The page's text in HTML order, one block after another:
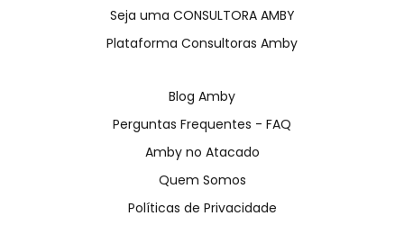
Seja uma CONSULTORA AMBY
Plataforma Consultoras Amby
Blog Amby
Perguntas Frequentes - FAQ
Amby no Atacado
Quem Somos
Políticas de Privacidade